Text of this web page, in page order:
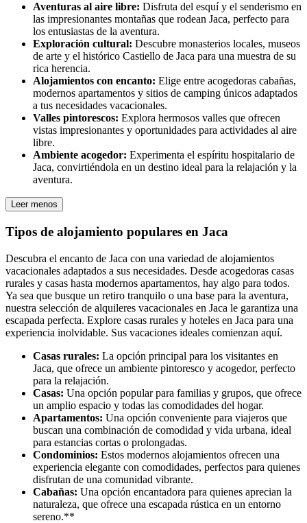
Aventuras al aire libre: Disfruta del esquí y el senderismo en
las impresionantes montañas que rodean Jaca, perfecto para
los entusiastas de la aventura.
Exploración cultural: Descubre monasterios locales, museos
de arte y el histórico Castiello de Jaca para una muestra de su
rica herencia.
Alojamientos con encanto: Elige entre acogedoras cabañas,
modernos apartamentos y sitios de camping únicos adaptados
a tus necesidades vacacionales.
Valles pintorescos: Explora hermosos valles que ofrecen
vistas impresionantes y oportunidades para actividades al aire
libre.
Ambiente acogedor: Experimenta el espíritu hospitalario de
Jaca, convirtiéndola en un destino ideal para la relajación y la
aventura.
Leer menos
Tipos de alojamiento populares en Jaca
Descubra el encanto de Jaca con una variedad de alojamientos
vacacionales adaptados a sus necesidades. Desde acogedoras casas
rurales y casas hasta modernos apartamentos, hay algo para todos.
Ya sea que busque un retiro tranquilo o una base para la aventura,
nuestra selección de alquileres vacacionales en Jaca le garantiza una
escapada perfecta. Explore casas rurales y hoteles en Jaca para una
experiencia inolvidable. Sus vacaciones ideales comienzan aquí.
Casas rurales: La opción principal para los visitantes en
Jaca, que ofrece un ambiente pintoresco y acogedor, perfecto
para la relajación.
Casas: Una opción popular para familias y grupos, que ofrece
un amplio espacio y todas las comodidades del hogar.
Apartamentos: Una opción conveniente para viajeros que
buscan una combinación de comodidad y vida urbana, ideal
para estancias cortas o prolongadas.
Condominios: Estos modernos alojamientos ofrecen una
experiencia elegante con comodidades, perfectos para quienes
disfrutan de una comunidad vibrante.
Cabañas: Una opción encantadora para quienes aprecian la
naturaleza, que ofrece una escapada rústica en un entorno
sereno.**